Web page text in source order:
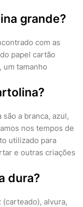
grande?
com as
papel cartão
um tamanho
a branca, azul,
nos tempos de
utilizado para
e outras criações
dura?
(carteado), alvura,